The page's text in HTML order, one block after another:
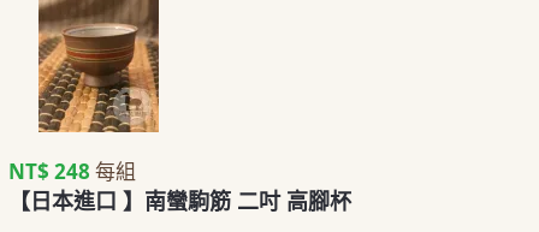
NT$ 248 每組
【日本進口 】南蠻駒筋 二吋 高腳杯